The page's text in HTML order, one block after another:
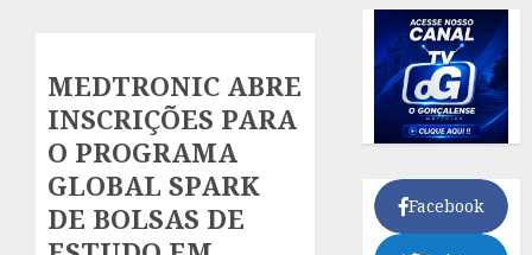
MEDTRONIC ABRE
INSCRIÇÕES PARA
O PROGRAMA
GLOBAL SPARK
DE BOLSAS DE
Facebook